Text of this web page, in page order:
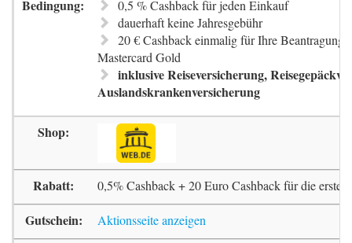
0,5 % Cashback für jeden Einkauf
dauerhaft keine Jahresgebühr
20 € Cashback einmalig für Ihre Beantragung
Mastercard Gold
inklusive Reiseversicherung,
Auslandskrankenversicherung
0,5% Cashback + 20 Euro Cashback für die erste
Aktionsseite anzeigen